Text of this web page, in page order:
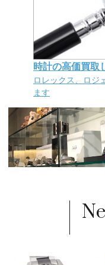
時計の高価買取
ロレックス、ロジ
ます